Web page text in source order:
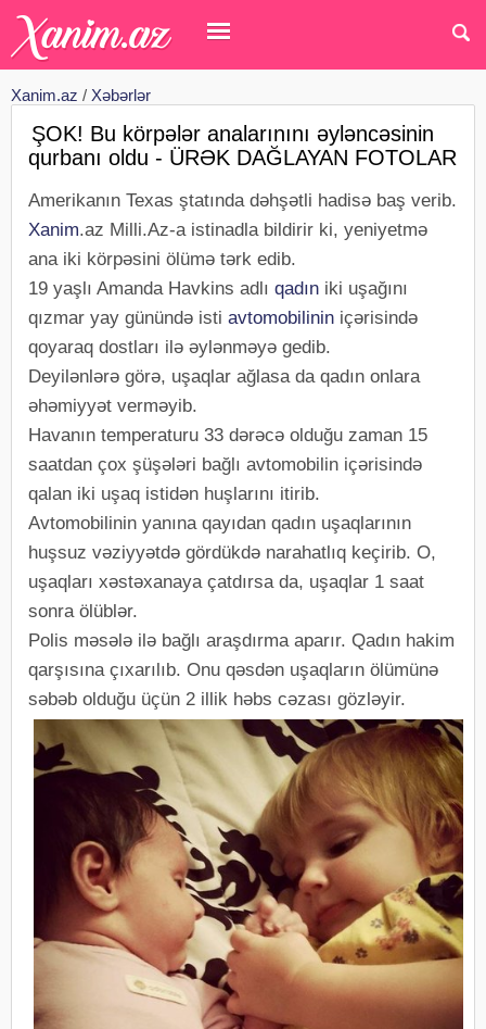
Xanim.az / Xəbərlər
ŞOK! Bu körpələr analarınını əyləncəsinin
qurbanı oldu - ÜRƏK DAĞLAYAN FOTOLAR
Amerikanın Texas ştatında dəhşətli hadisə baş verib.
Xanim.az Milli.Az-a istinadla bildirir ki, yeniyetmə
ana iki körpəsini ölümə tərk edib.
19 yaşlı Amanda Havkins adlı qadın iki uşağını
qızmar yay günündə isti avtomobilinin içərisində
qoyaraq dostları ilə əylənməyə gedib.
Deyilənlərə görə, uşaqlar ağlasa da qadın onlara
əhəmiyyət verməyib.
Havanın temperaturu 33 dərəcə olduğu zaman 15
saatdan çox şüşələri bağlı avtomobilin içərisində
qalan iki uşaq istidən huşlarını itirib.
Avtomobilinin yanına qayıdan qadın uşaqlarının
huşsuz vəziyyətdə gördükdə narahatlıq keçirib. O,
uşaqları xəstəxanaya çatdırsa da, uşaqlar 1 saat
sonra ölüblər.
Polis məsələ ilə bağlı araşdırma aparır. Qadın hakim
qarşısına çıxarılıb. Onu qəsdən uşaqların ölümünə
səbəb olduğu üçün 2 illik həbs cəzası gözləyir.